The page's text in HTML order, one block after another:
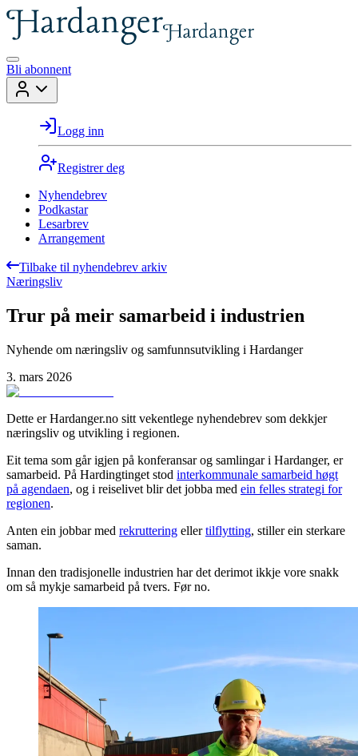
Bli abonnent
Logg inn
Registrer deg
Nyhendebrev
Podkastar
Lesarbrev
Arrangement
Tilbake til nyhendebrev arkiv
Næringsliv
Trur på meir samarbeid i industrien
Nyhende om næringsliv og samfunnsutvikling i Hardanger
3. mars 2026
Dette er Hardanger.no sitt vekentlege nyhendebrev som dekkjer
næringsliv og utvikling i regionen.
Eit tema som går igjen på konferansar og samlingar i Hardanger, er
samarbeid. På Hardingtinget stod interkommunale samarbeid høgt
på agendaen, og i reiselivet blir det jobba med ein felles strategi for
regionen.
Anten ein jobbar med rekruttering ellertilflytting, stiller ein sterkare
saman.
Innan den tradisjonelle industrien har det derimot ikkje vore snakk
om så mykje samarbeid på tvers. Før no.